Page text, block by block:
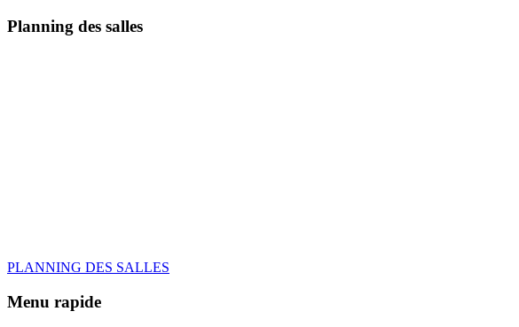
Planning des salles
PLANNING DES SALLES
Menu rapide